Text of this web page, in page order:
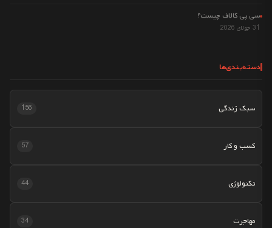
سی پی کالاف چیست؟
31 جولای 2026
دسته‌بندی‌ها
سبک زندگی 156
کسب و کار 57
تکنولوژی 44
مهاجرت 34